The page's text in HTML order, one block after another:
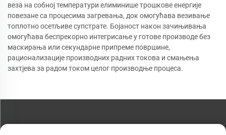
веза на собној температури елиминише трошкове енергије
повезане са процесима загревања, док омогућава везивање
топлотно осетљиве супстрате. Бојаност након зачињивања
омогућава беспрекорно интегрисање у готове производе без
маскирања или секундарне припреме површине,
рационализације производних радних токова и смањења
захтјева за радом током целог производње процеса.